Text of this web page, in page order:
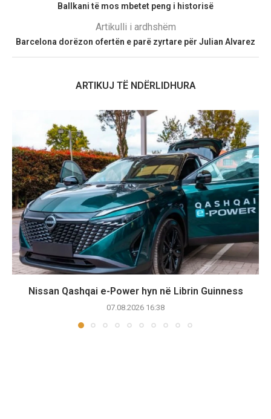
Ballkani të mos mbetet peng i historisë
Artikulli i ardhshëm
Barcelona dorëzon ofertën e parë zyrtare për Julian Alvarez
ARTIKUJ TË NDËRLIDHURA
Nissan Qashqai e-Power hyn në Librin Guinness
07.08.2026 16:38